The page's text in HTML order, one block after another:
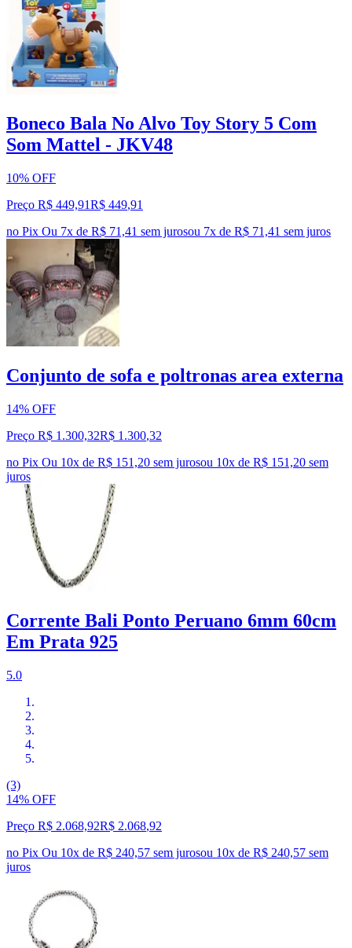
Boneco Bala No Alvo Toy Story 5 Com
Som Mattel - JKV48
10% OFF
Preço R$ 449,91R$ 449,91
no Pix Ou 7x de R$ 71,41 sem jurosou 7x de R$ 71,41 sem juros
Conjunto de sofa e poltronas area externa
14% OFF
Preço R$ 1.300,32R$ 1.300,32
no Pix Ou 10x de R$ 151,20 sem jurosou 10x de R$ 151,20 sem
juros
Corrente Bali Ponto Peruano 6mm 60cm
Em Prata 925
5.0
(3)
14% OFF
Preço R$ 2.068,92R$ 2.068,92
no Pix Ou 10x de R$ 240,57 sem jurosou 10x de R$ 240,57 sem
juros